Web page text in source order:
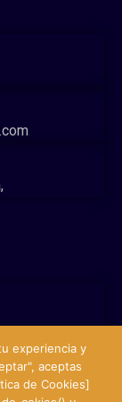
experiencia y
aceptas
de Cookies]